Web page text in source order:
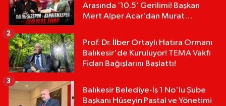
Arasında ‘10.5’ Gerilimi! Başkan
Mert Alper Acar’dan Murat
Prof. Dr. İlber Ortaylı Hatıra Ormanı
Balıkesir'de Kuruluyor! TEMA Vakfı
Fidan Bağışlarını Başlattı!
2
Balıkesir Belediye-İş 1 No'lu Şube
Başkanı Hüseyin Pastal ve Yönetimi
3